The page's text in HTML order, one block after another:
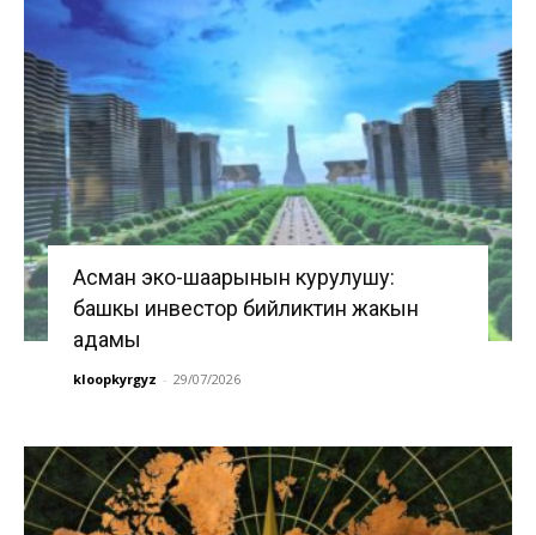
Асман эко-шаарынын курулушу:
башкы инвестор бийликтин жакын
адамы
kloopkyrgyz - 29/07/2026